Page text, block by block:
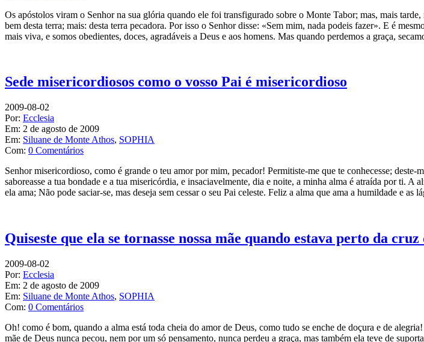
Os apóstolos viram o Senhor na sua glória quando ele foi transfigurado sobre o Monte Tabor; mas, mais
bem desta terra; mais: desta terra pecadora. Por isso o Senhor disse: «Sem mim, nada podeis fazer». E é
mais viva, e somos obedientes, doces, agradáveis a Deus e aos homens. Mas quando perdemos a graça,
Sede misericordiosos como o vosso Pai é misericordioso
2009-08-02
Por: Ecclesia
Em: 2 de agosto de 2009
Em: Siluane de Monte Athos, SOPHIA
Com: 0 Comentários
Senhor misericordioso, como é grande o teu amor por mim, pecador! Permitiste-me que te conhecesse;
saboreasse a tua bondade e a tua misericórdia, e insaciavelmente, dia e noite, a minha alma é atraída por ti.
ela ama; Não pode saciar-se, mas deseja sem cessar o seu Pai celeste. Feliz a alma que ama a humildade e as
Quiseste que ela se tornasse nossa mãe quando estava perto da cruz
2009-08-02
Por: Ecclesia
Em: 2 de agosto de 2009
Em: Siluane de Monte Athos, SOPHIA
Com: 0 Comentários
Oh! como é bom, quando a alma está toda cheia do amor de Deus, como tudo se enche de doçura e de
mãe de Deus nunca pecou, nem por um só pensamento, nunca perdeu a graça, mas também ela teve de